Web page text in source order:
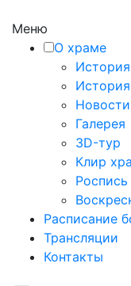
Меню
О храме
Новости
Галерея
3D-тур
Клир
Расписание
Трансляции
Контакты